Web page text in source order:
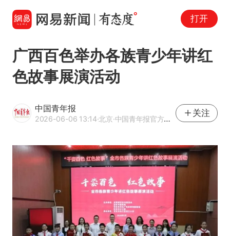
打开
广西百色举办各族青少年讲红
色故事展演活动
中国青年报
2026-06-06 13:14·北京·中国青年报官方网易号
关注